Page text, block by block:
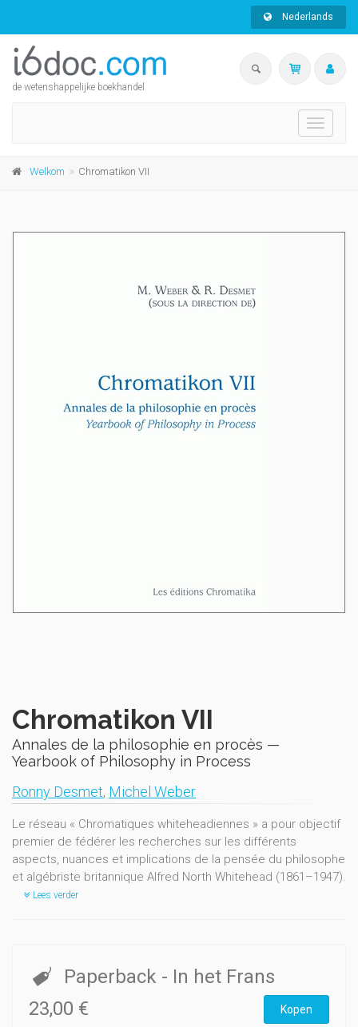
Nederlands
de wetenshappelijke boekhandel
Toggle
Welkom Chromatikon VII
Chromatikon VII
Annales de la philosophie en procès —
Yearbook of Philosophy in Process
Ronny Desmet, Michel Weber
Le réseau « Chromatiques whiteheadiennes » a pour objectif
premier de fédérer les recherches sur les différents
aspects, nuances et implications de la pensée du philosophe
et algébriste britannique Alfred North Whitehead (1861–1947).
Lees verder
Paperback - In het Frans
23,00 €
Kopen